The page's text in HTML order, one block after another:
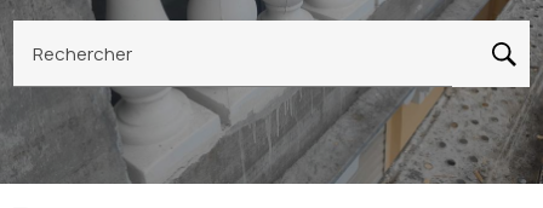
Rechercher